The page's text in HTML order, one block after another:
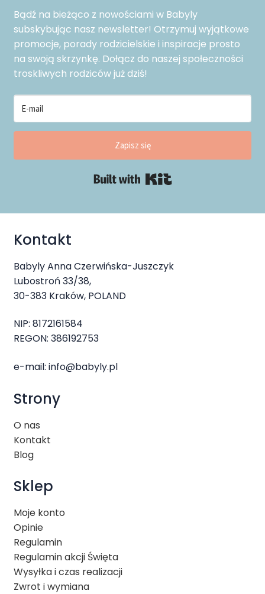
produktu
Bądź na bieżąco z nowościami w Babyly
subskybując nasz newsletter! Otrzymuj wyjątkowe
promocje, porady rodzicielskie i inspiracje prosto
na swoją skrzynkę. Dołącz do naszej społeczności
troskliwych rodziców już dziś!
Zapisz się
Kontakt
Babyly Anna Czerwińska-Juszczyk
Lubostroń 33/38,
30-383 Kraków, POLAND
NIP: 8172161584
REGON: 386192753
e-mail: info@babyly.pl
Strony
O nas
Kontakt
Blog
Sklep
Moje konto
Opinie
Regulamin
Regulamin akcji Święta
Wysyłka i czas realizacji
Zwrot i wymiana